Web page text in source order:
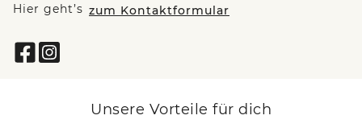
Hier geht’s zum Kontaktformular
Unsere Vorteile für dich